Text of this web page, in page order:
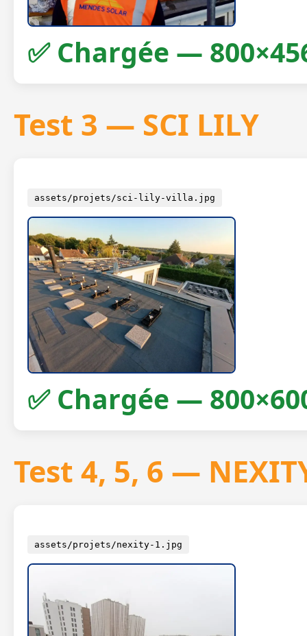
✅ Chargée —
Test 3 — SCI LILY
assets/projets/sci-lily-villa.jpg
✅ Chargée —
Test 4, 5, 6 —
assets/projets/nexity-1.jpg